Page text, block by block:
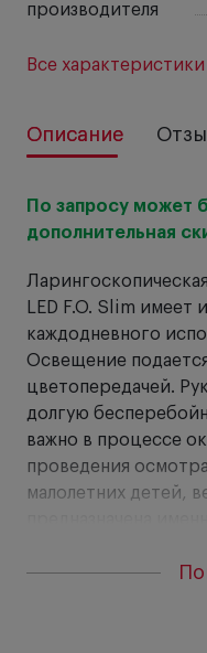
производителя
Все характеристики
Описание
По запросу может
дополнительная
LED F.O. Slim
каждодневного
Освещение
цветопередачей.
долгую
важно в процессе
проведения
малолетних детей,